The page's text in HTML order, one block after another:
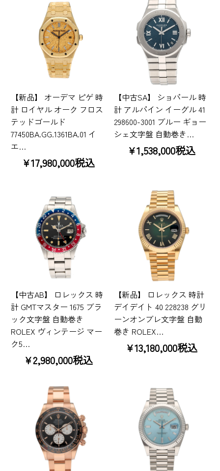
【新品】 オーデマ ピゲ 時
計 ロイヤル オーク フロス
テッドゴールド
77450BA.GG.1361BA.01 イ
エ…
¥17,980,000税込
【中古SA】 ショパール 時
計 アルパイン イーグル 41
298600-3001 ブルー ギョー
シェ文字盤 自動巻き…
¥1,538,000税込
【中古AB】 ロレックス 時
計 GMTマスター 1675 ブラ
ック文字盤 自動巻き
ROLEX ヴィンテージ マー
ク5…
¥2,980,000税込
【新品】 ロレックス 時計
デイデイト 40 228238 グリ
ーンオンブレ文字盤 自動
巻き ROLEX…
¥13,180,000税込